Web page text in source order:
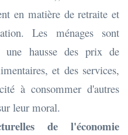
en matière de retraite et
Les ménages sont
une hausse des prix de
et des services,
à consommer d'autres
leur moral.
de l'économie